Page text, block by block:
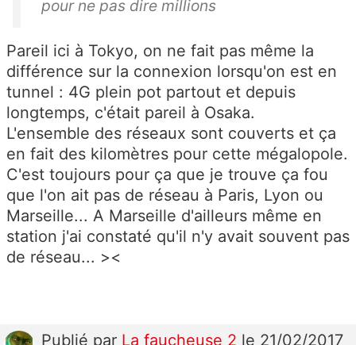
pour ne pas dire millions
Pareil ici à Tokyo, on ne fait pas même la
différence sur la connexion lorsqu'on est en
tunnel : 4G plein pot partout et depuis
longtemps, c'était pareil à Osaka.
L'ensemble des réseaux sont couverts et ça
en fait des kilomètres pour cette mégalopole.
C'est toujours pour ça que je trouve ça fou
que l'on ait pas de réseau à Paris, Lyon ou
Marseille... A Marseille d'ailleurs même en
station j'ai constaté qu'il n'y avait souvent pas
de réseau... ><
Publié par La faucheuse 2 le 21/02/2017